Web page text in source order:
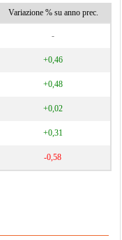
Variazione % su anno prec.
-
+0,46
+0,48
+0,02
+0,31
-0,58